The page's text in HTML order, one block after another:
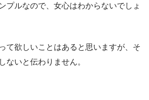
プルなので、女心はわからないでしょ
て欲しいことはあると思いますが、そ
ないと伝わりません。